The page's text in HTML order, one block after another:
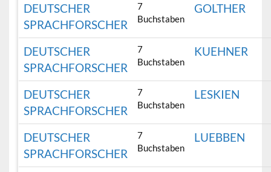
DEUTSCHER
SPRACHFORSCHER
7
Buchstaben
GOLTHER
DEUTSCHER
SPRACHFORSCHER
7
Buchstaben
KUEHNER
DEUTSCHER
SPRACHFORSCHER
7
Buchstaben
LESKIEN
DEUTSCHER
SPRACHFORSCHER
7
Buchstaben
LUEBBEN